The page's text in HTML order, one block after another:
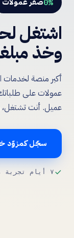
الشركاء
المتاجر
مزوّد خدمة
أجير إنسايد
المدوّنة
0%
وخذ
أكبر منصة لخدمات
عمولات على
عميل. أنت تشتغل،
سجّل كمزوّد
٧ أيام تجربة مجانية · بكامل المميزات